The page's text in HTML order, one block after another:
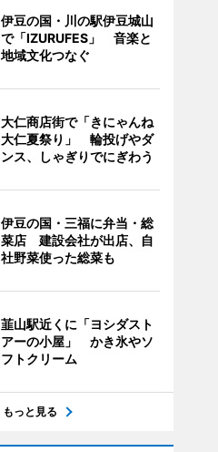
伊豆の国・川の駅伊豆城山
で「IZURUFES」 音楽と
地域文化つなぐ
大仁商店街で「きにゃんね
大仁夏祭り」 輪投げやダ
ンス、しゃぎりでにぎわう
伊豆の国・三福に弁当・総
菜店 建設会社が出店、自
社野菜使った総菜も
韮山駅近くに「ヨシダスト
アーの小屋」 かき氷やソ
フトクリーム
もっと見る